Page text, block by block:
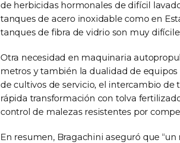
de herbicidas hormonales de difícil
tanques de acero inoxidable como en
tanques de fibra de vidrio son muy
Otra necesidad en maquinaria
metros y también la dualidad de
de cultivos de servicio, el intercambio
rápida transformación con tolva
control de malezas resistentes por
En resumen, Bragachini aseguró que